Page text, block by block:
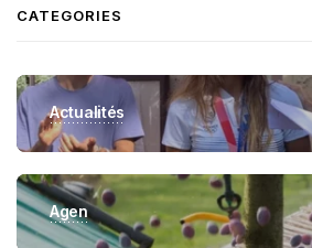
CATEGORIES
Actualités
Agen